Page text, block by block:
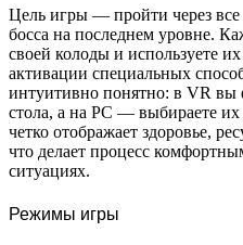
Цель игры — пройти через все
босса на последнем уровне.
своей колоды и используете
активации специальных
интуитивно понятно: в VR вы
стола, а на PC — выбираете
четко отображает здоровье,
что делает процесс
ситуациях.
Режимы игры